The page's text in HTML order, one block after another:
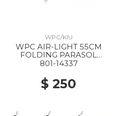
WPC/KIU
WPC AIR-LIGHT 55CM
FOLDING PARASOL
LAVENDER X OFF
801-14337
$ 250